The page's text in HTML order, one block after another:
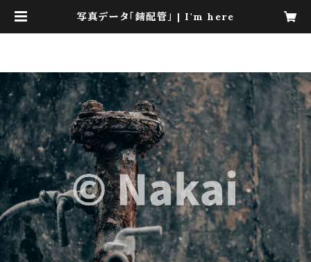
写真データ「錆配管」 | I'm here